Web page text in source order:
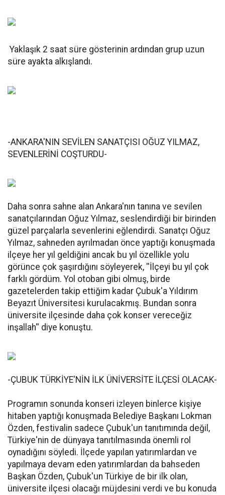
Yaklaşık 2 saat süre gösterinin ardından grup uzun
süre ayakta alkışlandı.
-ANKARA'NIN SEVİLEN SANATÇISI OĞUZ YILMAZ,
SEVENLERİNİ COŞTURDU-
Daha sonra sahne alan Ankara'nın tanına ve sevilen
sanatçılarından Oğuz Yılmaz, seslendirdiği bir birinden
güzel parçalarla sevenlerini eğlendirdi. Sanatçı Oğuz
Yılmaz, sahneden ayrılmadan önce yaptığı konuşmada
ilçeye her yıl geldiğini ancak bu yıl özellikle yolu
görünce çok şaşırdığını söyleyerek, ''İlçeyi bu yıl çok
farklı gördüm. Yol otoban gibi olmuş, birde
gazetelerden takip ettiğim kadar Çubuk'a Yıldırım
Beyazıt Üniversitesi kurulacakmış. Bundan sonra
üniversite ilçesinde daha çok konser vereceğiz
inşallah'' diye konuştu.
-ÇUBUK TÜRKİYE'NİN İLK ÜNİVERSİTE İLÇESİ OLACAK-
Programın sonunda konseri izleyen binlerce kişiye
hitaben yaptığı konuşmada Belediye Başkanı Lokman
Özden, festivalin sadece Çubuk'un tanıtımında değil,
Türkiye'nin de dünyaya tanıtılmasında önemli rol
oynadığını söyledi. İlçede yapılan yatırımlardan ve
yapılmaya devam eden yatırımlardan da bahseden
Başkan Özden, Çubuk'un Türkiye de bir ilk olan,
üniversite ilçesi olacağı müjdesini verdi ve bu konuda